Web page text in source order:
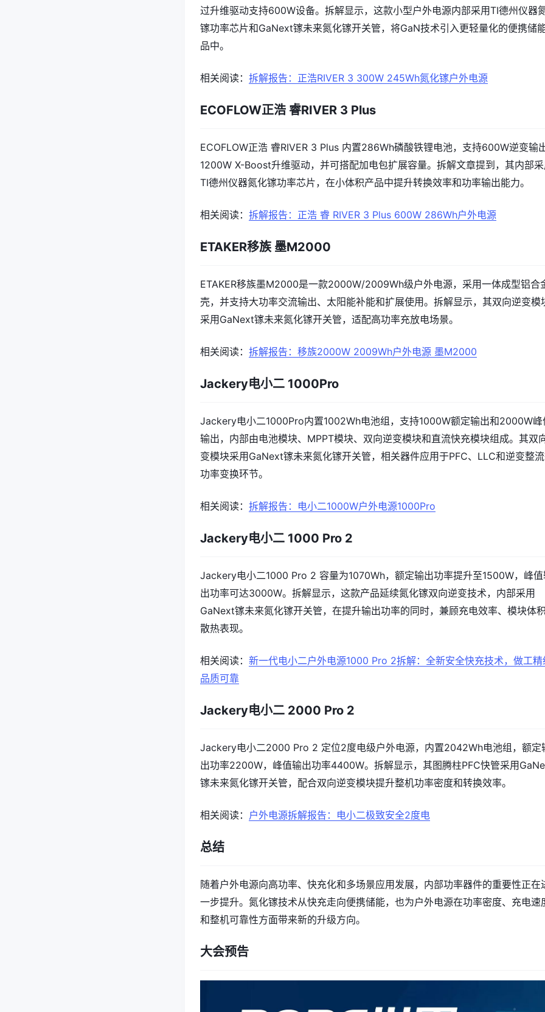
过升维驱动支持600W设备。拆解显示，这款小型户外电源内部采用TI德州仪器
镓功率芯片和GaNext镓未来氮化镓开关管，将GaN技术引入更轻量化的便携储
品中。
相关阅读： 拆解报告：正浩RIVER 3 300W 245Wh氮化镓户外电源
ECOFLOW正浩 睿RIVER 3 Plus
ECOFLOW正浩 睿RIVER 3 Plus 内置286Wh磷酸铁锂电池，支持600W逆变输
1200W X-Boost升维驱动，并可搭配加电包扩展容量。拆解文章提到，其内部采
TI德州仪器氮化镓功率芯片，在小体积产品中提升转换效率和功率输出能力。
相关阅读： 拆解报告：正浩 睿 RIVER 3 Plus 600W 286Wh户外电源
ETAKER移族 墨M2000
ETAKER移族墨M2000是一款2000W/2009Wh级户外电源，采用一体成型铝合
壳，并支持大功率交流输出、太阳能补能和扩展使用。拆解显示，其双向逆变模
采用GaNext镓未来氮化镓开关管，适配高功率充放电场景。
相关阅读： 拆解报告：移族2000W 2009Wh户外电源 墨M2000
Jackery电小二 1000Pro
Jackery电小二1000Pro内置1002Wh电池组，支持1000W额定输出和2000W峰
输出，内部由电池模块、MPPT模块、双向逆变模块和直流快充模块组成。其双
变模块采用GaNext镓未来氮化镓开关管，相关器件应用于PFC、LLC和逆变整
功率变换环节。
相关阅读： 拆解报告：电小二1000W户外电源1000Pro
Jackery电小二 1000 Pro 2
Jackery电小二1000 Pro 2 容量为1070Wh，额定输出功率提升至1500W，峰
出功率可达3000W。拆解显示，这款产品延续氮化镓双向逆变技术，内部采用
GaNext镓未来氮化镓开关管，在提升输出功率的同时，兼顾充电效率、模块体
散热表现。
相关阅读： 新一代电小二户外电源1000 Pro 2拆解：全新安全快充技术，做工精
品质可靠
Jackery电小二 2000 Pro 2
Jackery电小二2000 Pro 2 定位2度电级户外电源，内置2042Wh电池组，额定
出功率2200W，峰值输出功率4400W。拆解显示，其图腾柱PFC快管采用
镓未来氮化镓开关管，配合双向逆变模块提升整机功率密度和转换效率。
相关阅读： 户外电源拆解报告：电小二极致安全2度电
总结
随着户外电源向高功率、快充化和多场景应用发展，内部功率器件的重要性正在
一步提升。氮化镓技术从快充走向便携储能，也为户外电源在功率密度、充电速
和整机可靠性方面带来新的升级方向。
大会预告